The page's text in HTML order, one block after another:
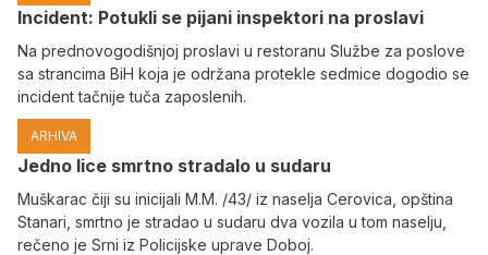
Incident: Potukli se pijani inspektori na proslavi
Na prednovogodišnjoj proslavi u restoranu Službe za poslove
sa strancima BiH koja je održana protekle sedmice dogodio se
incident tačnije tuča zaposlenih.
ARHIVA
Јedno lice smrtno stradalo u sudaru
Muškarac čiji su inicijali M.M. /43/ iz naselja Cerovica, opština
Stanari, smrtno je stradao u sudaru dva vozila u tom naselju,
rečeno je Srni iz Policijske uprave Doboj.